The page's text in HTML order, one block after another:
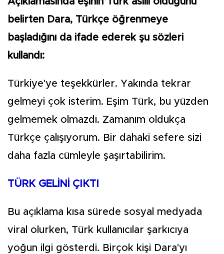
belirten Dara, Türkçe öğrenmeye
başladığını da ifade ederek şu sözleri
kullandı:
Türkiye'ye teşekkürler. Yakında tekrar
gelmeyi çok isterim. Eşim Türk, bu yüzden
gelmemek olmazdı. Zamanım oldukça
Türkçe çalışıyorum. Bir dahaki sefere sizi
daha fazla cümleyle şaşırtabilirim.
TÜRK GELİNİ ÇIKTI
Bu açıklama kısa sürede sosyal medyada
viral olurken, Türk kullanıcılar şarkıcıya
yoğun ilgi gösterdi. Birçok kişi Dara'yı